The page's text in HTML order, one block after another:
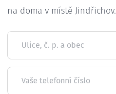
na doma v místě Jindřichov.
Ulice, č. p. a obec
Vaše telefonní číslo